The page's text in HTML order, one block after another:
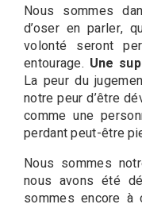
Nous sommes
d’oser en parler,
volonté seront
entourage. Une
La peur du
notre peur d’être
comme une
perdant peut-être
Nous sommes
nous avons été
sommes encore à